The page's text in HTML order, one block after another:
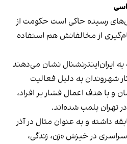
رسیده حاکی است حکومت از
از مخالفانش هم استفاده
ایران‌اینترنشنال نشان می‌دهند
شهروندان به دلیل فعالیت
و با هدف اعمال فشار بر افراد،
تهران پلمب شده‌اند.
داشته و به عنوان مثال در آذر
سراسری در خیزش «زن، زندگی،